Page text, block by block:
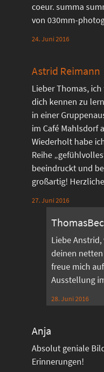
coeur. summa
von 030mm-
24. Juni 2016
Astrid Reimann
Lieber Thomas,
dich kennen zu
in einer
im Café Mahlsdorf
Wiederholt habe
Reihe
beeindruckt und
großartig!
27. Juni 2016
Liebe
deinen
freue mich
Ausstellung
28. Juni 2016
Anja
Absolut geniale
Erinnerungen!